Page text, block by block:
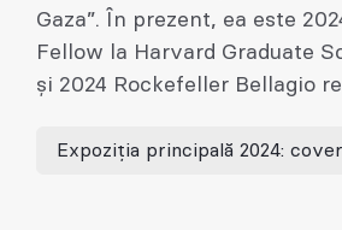
Gaza”. În prezent, ea este
Fellow la Harvard Graduate
și 2024 Rockefeller Bellagio
Expoziția principală 2024: